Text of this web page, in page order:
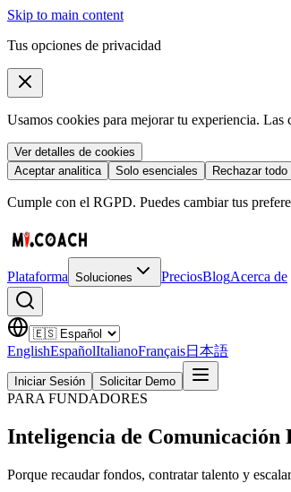
Skip to main content
Tus opciones de privacidad
Usamos cookies para mejorar tu experiencia. Las
Ver detalles de cookies
Aceptar analitica
Solo esenciales Rechazar todo
Cumple con el RGPD. Puedes cambiar tus
Plataforma Soluciones PreciosBlogAcerca de
EnglishEspañolItalianoFrançais日本語
Iniciar Sesión Solicitar Demo
PARA FUNDADORES
Inteligencia de Comunicación
Porque recaudar fondos, contratar talento y